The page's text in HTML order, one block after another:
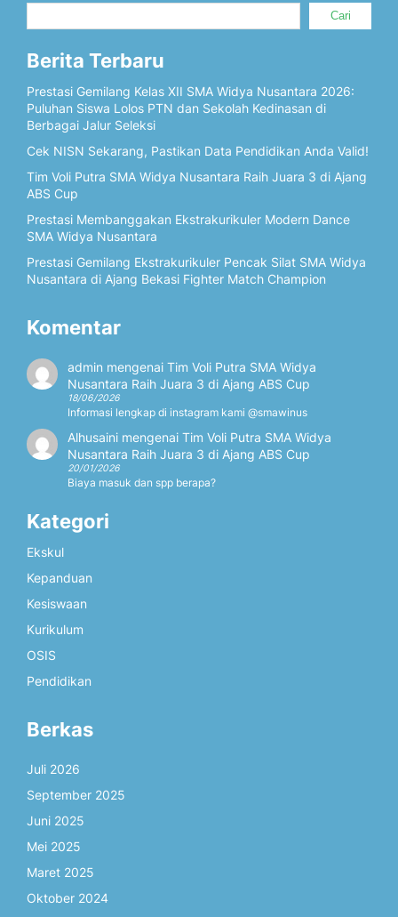
Cari
Berita Terbaru
Prestasi Gemilang Kelas XII SMA Widya Nusantara 2026:
Puluhan Siswa Lolos PTN dan Sekolah Kedinasan di
Berbagai Jalur Seleksi
Cek NISN Sekarang, Pastikan Data Pendidikan Anda Valid!
Tim Voli Putra SMA Widya Nusantara Raih Juara 3 di Ajang
ABS Cup
Prestasi Membanggakan Ekstrakurikuler Modern Dance
SMA Widya Nusantara
Prestasi Gemilang Ekstrakurikuler Pencak Silat SMA Widya
Nusantara di Ajang Bekasi Fighter Match Champion
Komentar
admin mengenai Tim Voli Putra SMA Widya
Nusantara Raih Juara 3 di Ajang ABS Cup
18/06/2026
Informasi lengkap di instagram kami @smawinus
Alhusainimengenai Tim Voli Putra SMA Widya
Nusantara Raih Juara 3 di Ajang ABS Cup
20/01/2026
Biaya masuk dan spp berapa?
Kategori
Ekskul
Kepanduan
Kesiswaan
Kurikulum
OSIS
Pendidikan
Berkas
Juli 2026
September 2025
Juni 2025
Mei 2025
Maret 2025
Oktober 2024